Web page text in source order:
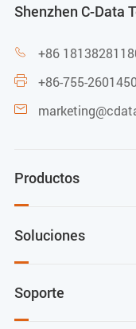
Shenzhen C-Data
 +86
 +86-755-

Productos
Soluciones
Soporte